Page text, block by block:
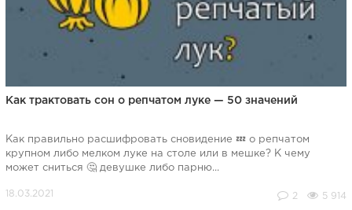
Как трактовать сон о репчатом луке — 50 значений
Как правильно расшифровать сновидение 💤 о репчатом
крупном либо мелком луке на столе или в мешке? К чему
может сниться 🤔 девушке либо парню...
2 5 914